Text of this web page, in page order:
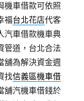
機車借款可依照
福台北花店代客
汽車借款機車典
管道，台北合法
舖為解決資金週
找信義區機車借
舖汽機車借錢於